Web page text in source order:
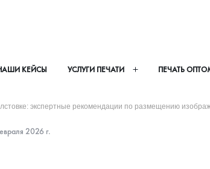
КЕЙСЫ УСЛУГИ ПЕЧАТИ ПЕЧАТЬ
экспертные рекомендации по размещению
2026 г.